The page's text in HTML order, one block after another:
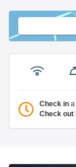
Check in a
Check out